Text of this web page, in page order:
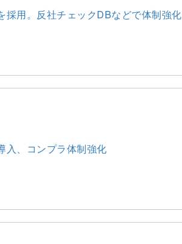
採用。反社チェックDBなどで体制強化
入、コンプラ体制強化